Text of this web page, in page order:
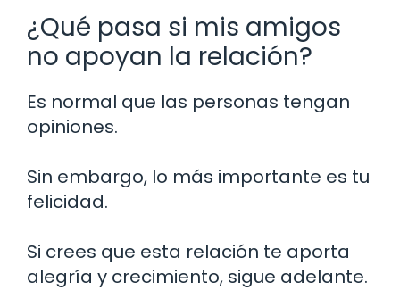
¿Qué pasa si mis amigos
no apoyan la relación?
Es normal que las personas tengan
opiniones.
Sin embargo, lo más importante es tu
felicidad.
Si crees que esta relación te aporta
alegría y crecimiento, sigue adelante.